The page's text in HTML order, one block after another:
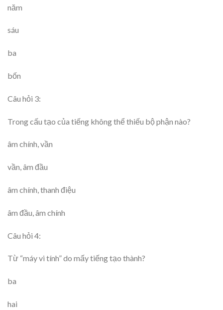
năm
sáu
ba
bốn
Câu hỏi 3:
Trong cấu tạo của tiếng không thể thiếu bộ phận nào?
âm chính, vần
vần, âm đầu
âm chính, thanh điệu
âm đầu, âm chính
Câu hỏi 4:
Từ “máy vi tính” do mấy tiếng tạo thành?
ba
hai